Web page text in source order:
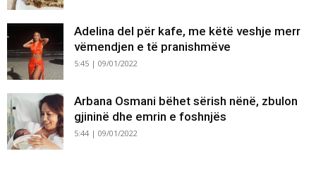
Adelina del për kafe, me këtë veshje merr
vëmendjen e të pranishmëve
5:45 | 09/01/2022
Arbana Osmani bëhet sërish nënë, zbulon
gjininë dhe emrin e foshnjës
5:44 | 09/01/2022